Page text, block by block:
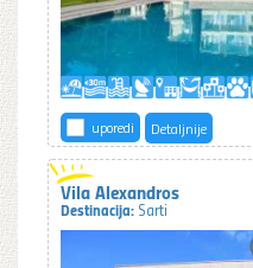
uporedi Detaljnije
Vila Alexandros
Destinacija: Sarti